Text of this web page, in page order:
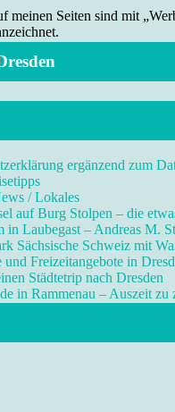
meinen Seiten sind mit
ergänzend zum
/ Lokales
auf Burg Stolpen – die
in Laubegast – Andreas M.
Sächsische Schweiz mit
und Freizeitangebote in
Städtetrip nach Dresden
in Rammenau – Auszeit zu